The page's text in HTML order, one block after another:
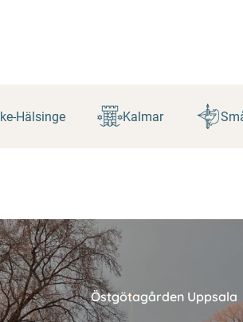
Hälsinge Kalmar
Östgötagården Uppsala